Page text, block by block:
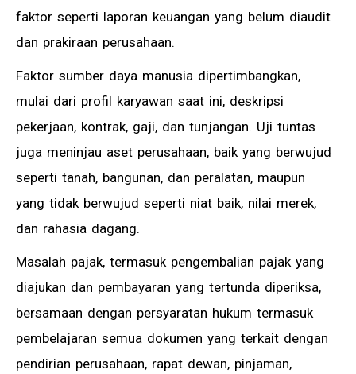
faktor seperti laporan keuangan yang belum diaudit
dan prakiraan perusahaan.
Faktor sumber daya manusia dipertimbangkan,
mulai dari profil karyawan saat ini, deskripsi
pekerjaan, kontrak, gaji, dan tunjangan. Uji tuntas
juga meninjau aset perusahaan, baik yang berwujud
seperti tanah, bangunan, dan peralatan, maupun
yang tidak berwujud seperti niat baik, nilai merek,
dan rahasia dagang.
Masalah pajak, termasuk pengembalian pajak yang
diajukan dan pembayaran yang tertunda diperiksa,
bersamaan dengan persyaratan hukum termasuk
pembelajaran semua dokumen yang terkait dengan
pendirian perusahaan, rapat dewan, pinjaman,